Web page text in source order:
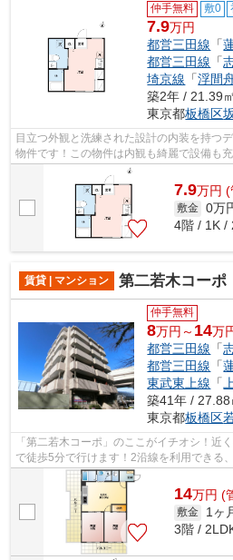
仲手無料 敷0
7.9万円
都営三田線 「
都営三田線 「
埼京線 「浮間
築2年 / 21.39㎡
東京都板橋区
目立つ外観と洗練された設計の内装を持つ
物件です！この物件は内観も綺麗で設備も
の入れ替えができる風通しの良い物件で...
7.9万円 (
敷金 0万
4階 / 1K /
賃貸 | マンション 第二若木コーポ
仲手無料
8万円～ 14万
都営三田線 「
都営三田線 「
東武東上線 「
築41年 / 27.88
東京都板橋区
「第二若木コーポ」のここがイチオシ！近
で徒歩5分で行けます！2沿線を利用できる
アレルギー予防に適した、通気性の良...
14万円 (
敷金 1ヶ
3階 /